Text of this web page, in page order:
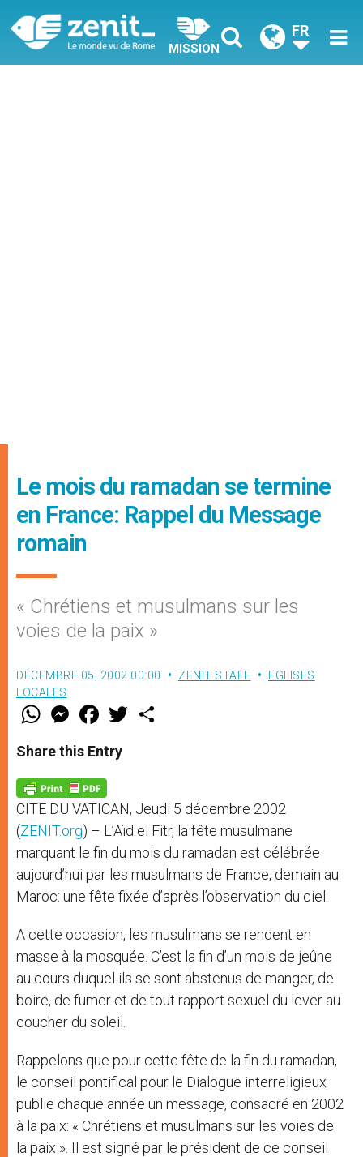
MISSION
FR
Le mois du ramadan se termine
en France: Rappel du Message
romain
« Chrétiens et musulmans sur les
voies de la paix »
DÉCEMBRE 05, 2002 00:00 ZENIT STAFF
EGLISES
LOCALES
W
t
s
p
p
M
e
s
e
g
e
r
F
a
e
b
o
k
w
Share this Entry
CITE DU VATICAN, Jeudi 5 décembre 2002
(ZENIT.org) – L’Aïd el Fitr, la fête musulmane
marquant le fin du mois du ramadan est célébrée
aujourd’hui par les musulmans de France, demain au
Maroc: une fête fixée d’après l’observation du ciel.
A cette occasion, les musulmans se rendent en
masse à la mosquée. C’est la fin d’un mois de jeûne
au cours duquel ils se sont abstenus de manger, de
boire, de fumer et de tout rapport sexuel du lever au
coucher du soleil.
Rappelons que pour cette fête de la fin du ramadan,
le conseil pontifical pour le Dialogue interreligieux
publie chaque année un message, consacré en 2002
à la paix: « Chrétiens et musulmans sur les voies de
la paix ». Il est signé par le président de ce conseil